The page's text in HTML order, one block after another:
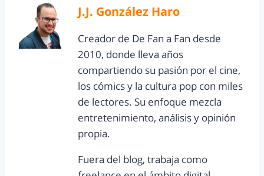
J.J. González Haro
Creador de De Fan a Fan desde
2010, donde lleva años
compartiendo su pasión por el cine,
los cómics y la cultura pop con miles
de lectores. Su enfoque mezcla
entretenimiento, análisis y opinión
propia.
Fuera del blog, trabaja como